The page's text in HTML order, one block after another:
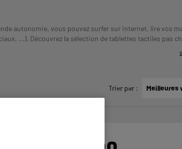
autonomie, vous pouvez surfer sur internet, lire vos
...). Découvrez la sélection de tablettes tactiles pas
Trier par : Meilleures